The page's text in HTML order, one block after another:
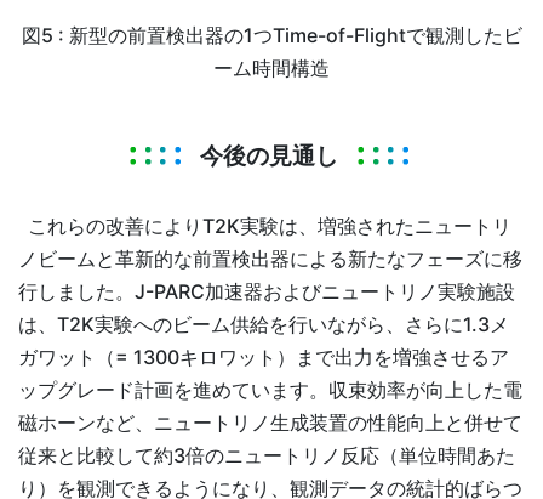
図5 : 新型の前置検出器の1つTime-of-Flightで観測したビ
ーム時間構造
今後の見通し
これらの改善によりT2K実験は、増強されたニュートリ
ノビームと革新的な前置検出器による新たなフェーズに移
行しました。J-PARC加速器およびニュートリノ実験施設
は、T2K実験へのビーム供給を行いながら、さらに1.3メ
ガワット（= 1300キロワット）まで出力を増強させるア
ップグレード計画を進めています。収束効率が向上した電
磁ホーンなど、ニュートリノ生成装置の性能向上と併せて
従来と比較して約3倍のニュートリノ反応（単位時間あた
り）を観測できるようになり、観測データの統計的ばらつ